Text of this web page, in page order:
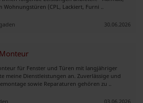
(CPL, Lackiert, Furni ..
30.06.2026
für Fenster und Türen mit langjähriger
meine Dienstleistungen an. Zuverlässige und
sowie Reparaturen gehören zu ..
03.06.2026